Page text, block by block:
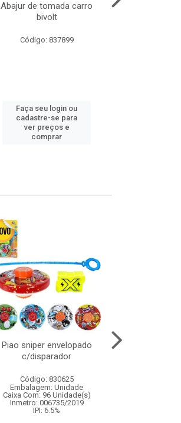
Abajur de tomada carro
bivolt
Código: 837899
Faça seu login ou
cadastre-se para
ver preços e
comprar
Piao sniper envelopado
c/disparador
Código: 830625
Embalagem: Unidade
Caixa Com: 96 Unidade(s)
Inmetro: 006735/2019
IPI: 6.5%